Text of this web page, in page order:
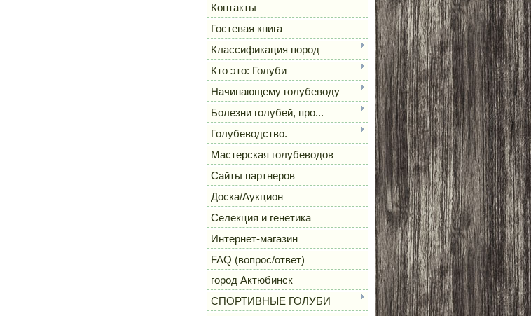
Контакты
Гостевая книга
Классификация пород
Кто это: Голуби
Начинающему голубеводу
Болезни голубей, про...
Голубеводство.
Мастерская голубеводов
Сайты партнеров
Доска/Аукцион
Селекция и генетика
Интернет-магазин
FAQ (вопрос/ответ)
город Актюбинск
СПОРТИВНЫЕ ГОЛУБИ